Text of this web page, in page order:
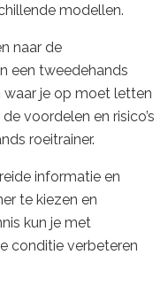
modellen.
naar de
een tweedehands
waar je op moet letten
voordelen en risico’s
roeitrainer.
informatie en
te kiezen en
kun je met
conditie verbeteren